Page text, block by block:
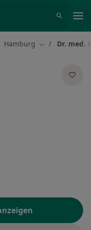
ändern
Hamburg Stadt ändern
Dr. med.